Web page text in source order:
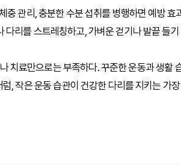
중 관리, 충분한 수분 섭취를 병행하면 예방 효
리를 스트레칭하고, 가벼운 걷기나 발끝 들
치료만으로는 부족하다. 꾸준한 운동과 생활
, 작은 운동 습관이 건강한 다리를 지키는 가